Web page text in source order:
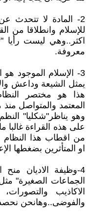
2- المادة لا تتحدث
للإسلام وانطلاقا من
اكثر..وهي ليست رأيا
معروفة.
3- الإسلام الموجود
يمثل الشيعة وداعش
هذا هو مختصر
المعتمد والمتواصل
وهو يناظر"شكليا"
على هذه القراءة
من اقطاب هذا النظام
او المتأثرين بضغطها
4-وظيفة الاديان منح
الجماعات الصغيرة"
الاكاذيب
والفوضى..وهانحن